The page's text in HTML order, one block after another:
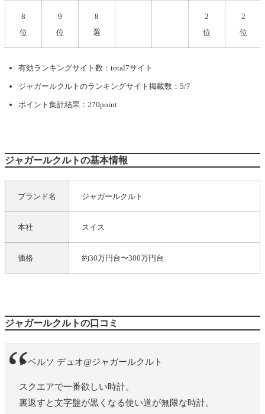
8
位
9
位
8
選
2
位
2
位
有効ランキングサイト数：total7サイト
ジャガールクルト のランキングサイト掲載数：5/7
ポイント集計結果：270point
ジャガールクルトの基本情報
ブランド名 ジャガールクルト
本社 スイス
価格 約30万円台〜300万円台
ジャガールクルトの口コミ
レベルソ デュオ@ジャガールクルト
スクエアで一番欲しい時計。
裏返すと文字盤が黒くなる使い道が無限な時計。